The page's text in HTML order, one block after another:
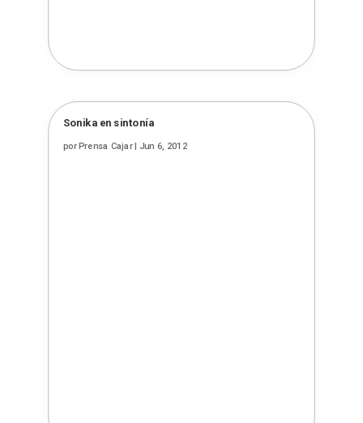
Sonika en sintonía
porPrensa Cajar| Jun 6, 2012